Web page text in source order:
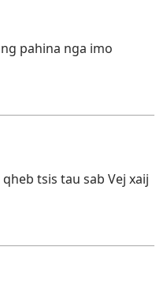
pahina nga imo
tsis tau sab Vej xaij